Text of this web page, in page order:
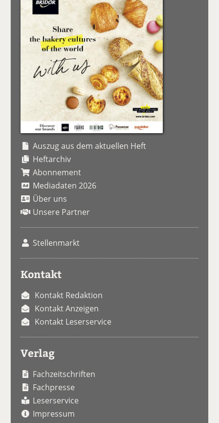
Auszug aus dem aktuellen Heft
Heftarchiv
Abonnement
Mediadaten 2026
Über uns
Unsere Partner
Stellenmarkt
Kontakt
Kontakt Redaktion
Kontakt Anzeigen
Kontakt Leserservice
Verlag
Fachzeitschriften
Fachpresse
Leserservice
Impressum